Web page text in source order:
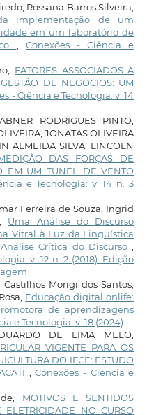
Rossana Barros Silveira,
implementação de um
em um laboratório de
Conexões - Ciência e
FATORES ASSOCIADOS À
DE NEGÓCIOS: UM
- Ciência e Tecnologia: v. 14
RODRIGUES PINTO,
JONATAS OLIVEIRA
ALMEIDA SILVA, LINCOLN
DAS FORÇAS DE
EM UM TÚNEL DE VENTO
e Tecnologia: v. 14 n. 3
Ferreira de Souza, Ingrid
Uma Análise do Discurso
Vitral à Luz da Linguística
Crítica do Discurso
v. 12 n. 2 (2018): Edição
Morigi dos Santos,
Educação digital onlife:
de aprendizagens
e Tecnologia: v. 18 (2024)
DE LIMA MELO,
VIGENTE PARA OS
DO IFCE: ESTUDO
,Conexões - Ciência e
MOTIVOS E SENTIDOS
ELETRICIDADE NO CURSO